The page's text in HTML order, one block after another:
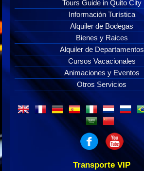
Tours Guide in Quito City
Información Turística
Alquiler de Bodegas
Bienes y Raices
Alquiler de Departamentos
Cursos Vacacionales
Animaciones y Eventos
Otros Servicios
Transporte VIP